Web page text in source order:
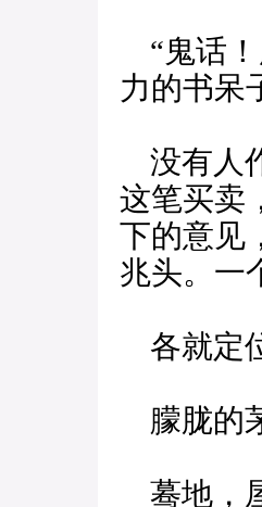
“鬼话！
力的书呆
没有人
这笔买卖
下的意见
兆头。一
各就定
朦胧的
蓦地，